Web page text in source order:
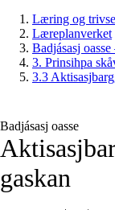
Læring og
Læreplanverket
Badjásasj
3. Prinsihpa
3.3
Badjásasj oasse
gaskan